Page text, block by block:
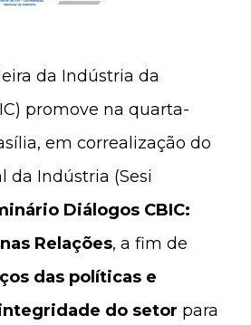
da Indústria da
promove na quarta-
em correalização do
da Indústria (Sesi
Diálogos CBIC:
Relações, a fim de
das políticas e
do setor para